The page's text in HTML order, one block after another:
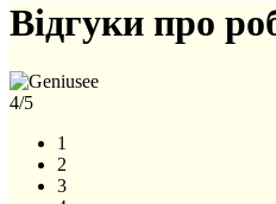
Відгуки про
4/5
1
2
3